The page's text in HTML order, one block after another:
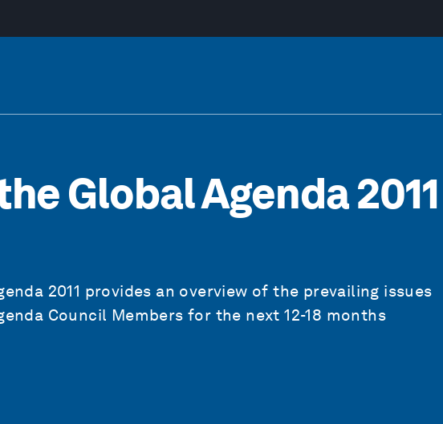
Global Agenda 2011
2011 provides an overview of the prevailing issues
Council Members for the next 12-18 months